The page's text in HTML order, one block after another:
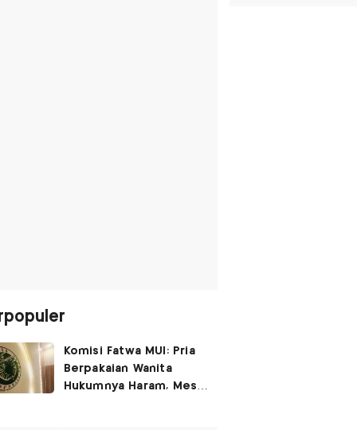
Komisi Fatwa MUI: Pria
Berpakaian Wanita
Hukumnya Haram, Meski